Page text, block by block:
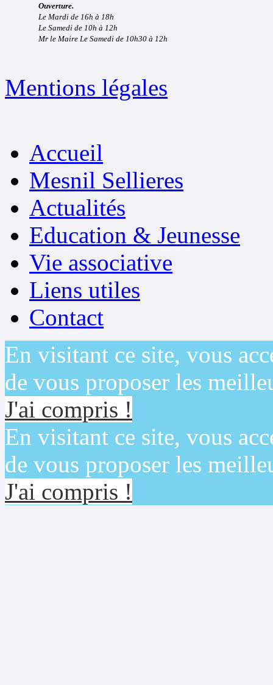
Ouverture.
Le Mardi de 16h à 18h
Le Samedi de 10h à 12h
Mr le Maire Le Samedi de 10h30 à 12h
Mentions légales
Accueil
Mesnil Sellieres
Actualités
Education & Jeunesse
Vie associative
Liens utiles
Contact
En visitant ce site, vous
de vous proposer les
J'ai compris !
En visitant ce site, vous
de vous proposer les
J'ai compris !